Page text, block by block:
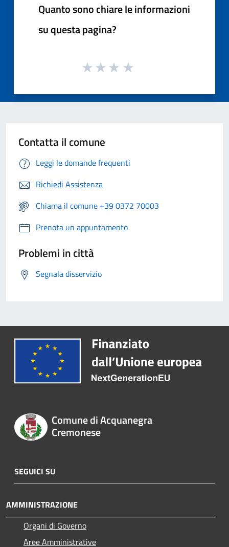
Quanto sono chiare le informazioni
su questa pagina?
Contatta il comune
Leggi le domande frequenti
Richiedi Assistenza
Chiama il comune +39 0372 70003
Prenota un appuntamento
Problemi in città
Segnala disservizio
Comune di Acquanegra
Cremonese
SEGUICI SU
AMMINISTRAZIONE
Organi di Governo
Aree Amministrative